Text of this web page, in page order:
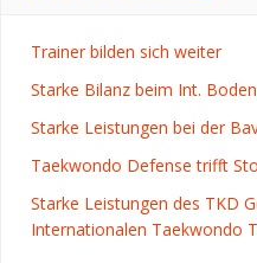
Trainer bilden sich weiter
Starke Bilanz beim Int.
Starke Leistungen bei der
Taekwondo Defense trifft
Starke Leistungen des TKD
Internationalen Taekwondo